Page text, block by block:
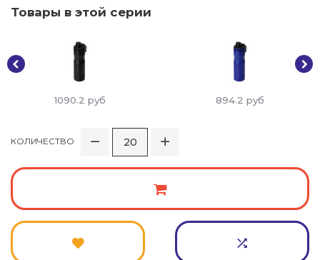
Товары в этой серии
1090.2 руб 894.2 руб
КОЛИЧЕСТВО